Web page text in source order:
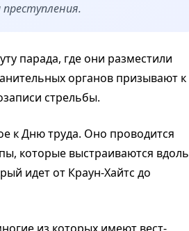
парада, где они разместили
органов призывают к
стрельбы.
к Дню труда. Оно проводится
которые выстраиваются вдоль
идет от Краун-Хайтс до